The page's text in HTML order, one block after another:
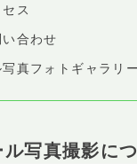
ス
求人情報
ス
合わせ
真フォトギャラリー
写真撮影に